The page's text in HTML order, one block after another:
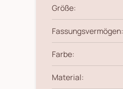
Größe:
Fassungsvermögen:
Farbe:
Material: